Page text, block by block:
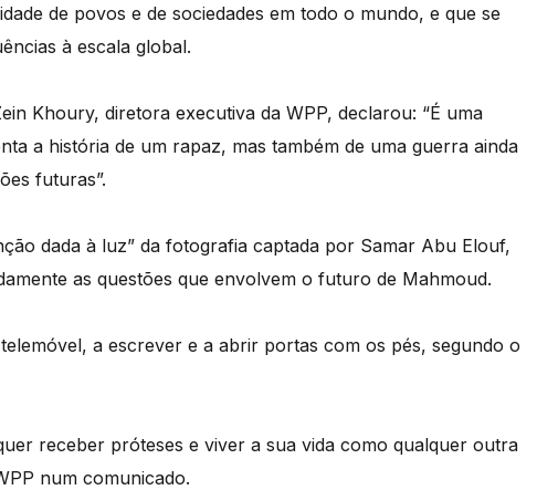
de povos e de sociedades em todo o mundo, e que se
à escala global.
Khoury, diretora executiva da WPP, declarou: “É uma
a história de um rapaz, mas também de uma guerra ainda
futuras”.
dada à luz” da fotografia captada por Samar Abu Elouf,
as questões que envolvem o futuro de Mahmoud.
a escrever e a abrir portas com os pés, segundo o
receber próteses e viver a sua vida como qualquer outra
num comunicado.